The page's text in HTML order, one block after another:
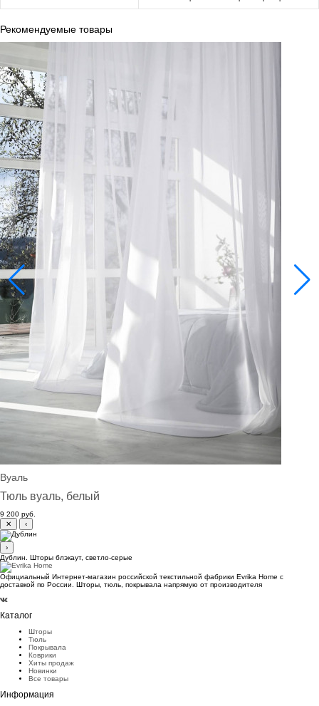
Рекомендуемые товары
Вуаль
Тюль вуаль, белый
9 200 руб.
✕
‹
›
Дублин. Шторы блэкаут, светло-серые
Официальный Интернет-магазин российской текстильной фабрики Evrika Home c
доставкой по России. Шторы, тюль, покрывала напрямую от производителя
Каталог
Шторы
Тюль
Покрывала
Коврики
Хиты продаж
Новинки
Все товары
Информация